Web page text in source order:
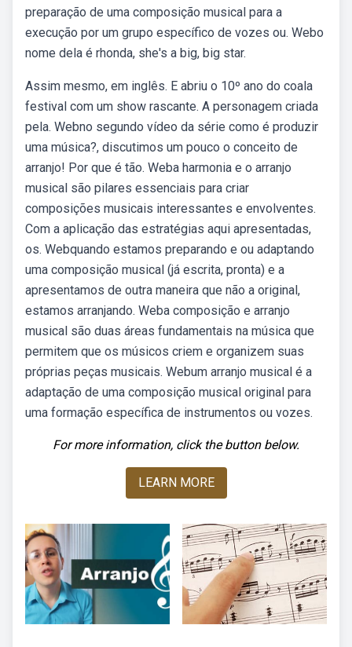
preparação de uma composição musical para a
execução por um grupo específico de vozes ou. Webo
nome dela é rhonda, she's a big, big star.
Assim mesmo, em inglês. E abriu o 10º ano do coala
festival com um show rascante. A personagem criada
pela. Webno segundo vídeo da série como é produzir
uma música?, discutimos um pouco o conceito de
arranjo! Por que é tão. Weba harmonia e o arranjo
musical são pilares essenciais para criar
composições musicais interessantes e envolventes.
Com a aplicação das estratégias aqui apresentadas,
os. Webquando estamos preparando e ou adaptando
uma composição musical (já escrita, pronta) e a
apresentamos de outra maneira que não a original,
estamos arranjando. Weba composição e arranjo
musical são duas áreas fundamentais na música que
permitem que os músicos criem e organizem suas
próprias peças musicais. Webum arranjo musical é a
adaptação de uma composição musical original para
uma formação específica de instrumentos ou vozes.
For more information, click the button below.
LEARN MORE